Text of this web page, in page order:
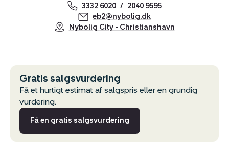
3332 6020
2040 9595
eb2@nybolig.dk
Nybolig City - Christianshavn
Gratis salgsvurdering
Få et hurtigt estimat af salgspris eller en grundig
vurdering.
Få en gratis salgsvurdering